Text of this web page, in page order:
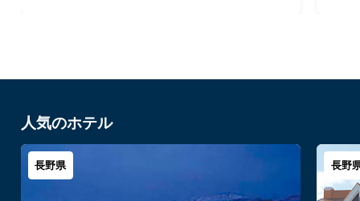
人気のホテル
長野県 長野